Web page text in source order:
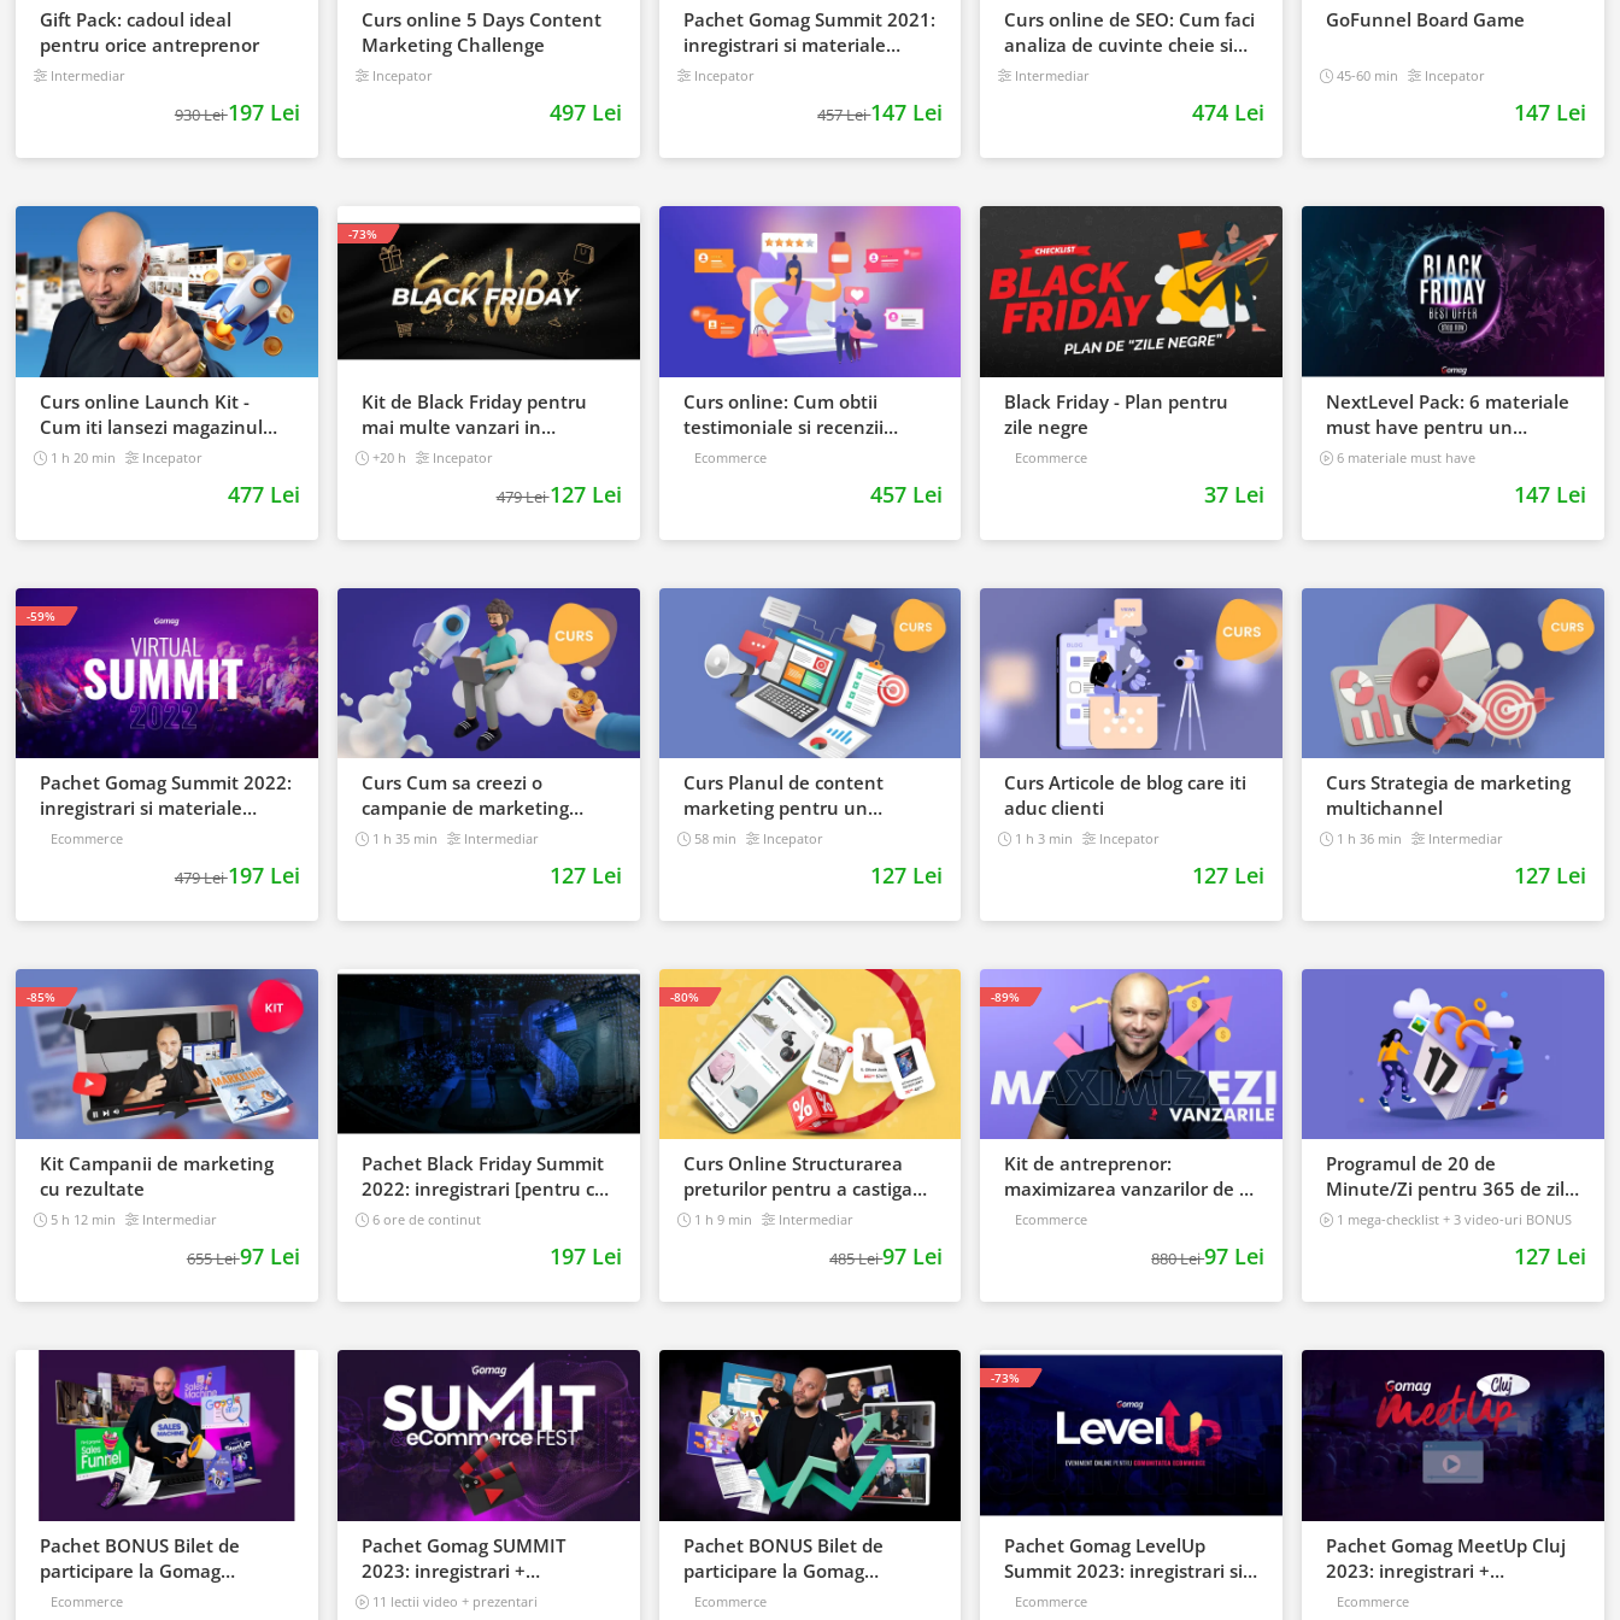
Gift Pack: cadoul ideal
pentru orice antreprenor
Intermediar
930 Lei197 Lei
Curs online 5 Days Content
Marketing Challenge
Incepator
497 Lei
Pachet Gomag Summit 2021:
inregistrari si materiale
BONUS
Incepator
457 Lei147 Lei
Curs online de SEO: Cum faci
analiza de cuvinte cheie si
castigi clienti din Google
Intermediar
474 Lei
GoFunnel Board Game
45-60 min Incepator
147 Lei
Curs online Launch Kit -
Cum iti lansezi magazinul
online cu vanzari din prima
1 h 20 min Incepator
477 Lei
Kit de Black Friday pentru
mai multe vanzari in
magazinul tau - Curs Video
+20 h Incepator
479 Lei127 Lei
-73%
Curs online: Cum obtii
testimoniale si recenzii
puternice
Ecommerce
457 Lei
Black Friday - Plan pentru
zile negre
Ecommerce
37 Lei
NextLevel Pack: 6 materiale
must have pentru un
business online de viitor
6 materiale must have
147 Lei
Pachet Gomag Summit 2022:
inregistrari si materiale
BONUS
Ecommerce
479 Lei197 Lei
-59%
Curs Cum sa creezi o
campanie de marketing
pentru a vinde online
1 h 35 min Intermediar
127 Lei
Curs Planul de content
marketing pentru un
magazin online
58 min Incepator
127 Lei
Curs Articole de blog care iti
aduc clienti
1 h 3 min Incepator
127 Lei
Curs Strategia de marketing
multichannel
1 h 36 min Intermediar
127 Lei
Kit Campanii de marketing
cu rezultate
5 h 12 min Intermediar
655 Lei97 Lei
-85%
Pachet Black Friday Summit
2022: inregistrari [pentru cei
care au achizitionat bilet]
6 ore de continut
197 Lei
Curs Online Structurarea
preturilor pentru a castiga
mai multi clienti
1 h 9 min Intermediar
485 Lei97 Lei
-80%
Kit de antreprenor:
maximizarea vanzarilor de la
start, la succes
Ecommerce
880 Lei97 Lei
-89%
Programul de 20 de
Minute/Zi pentru 365 de zile
de vanzari
1 mega-checklist + 3 video-uri BONUS
127 Lei
Pachet BONUS Bilet de
participare la Gomag
SUMMIT 2023
Ecommerce
Pachet Gomag SUMMIT
2023: inregistrari +
prezentari
11 lectii video + prezentari
Pachet BONUS Bilet de
participare la Gomag
MeetUp 2023
Ecommerce
Pachet Gomag LevelUp
Summit 2023: inregistrari si
materiale BONUS
Ecommerce
-73%
Pachet Gomag MeetUp Cluj
2023: inregistrari +
prezentari
Ecommerce